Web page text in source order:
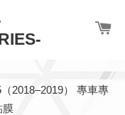
2018–2019） 專車專
膜